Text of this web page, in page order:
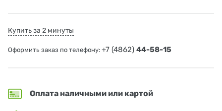
Купить за 2 минуты
Оформить заказ по телефону: +7 (4862) 44-58-15
Оплата наличными или картой